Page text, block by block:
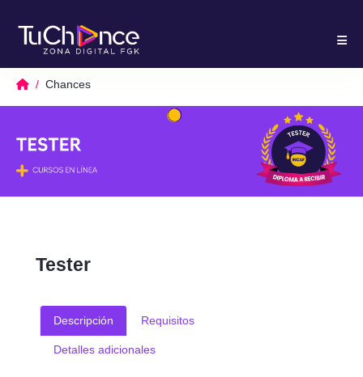
Chances
Tester
Descripción Requisitos
Detalles adicionales